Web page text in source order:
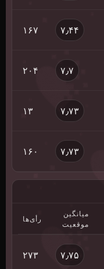
۷٫۴۴ ۱۶۷
۷٫۷ ۲۰۴
۷٫۷۳ ۱۳
۷٫۷۳ ۱۶۰
میانگین
موقعیت
رأی‌ها
۷٫۷۵ ۲۷۳